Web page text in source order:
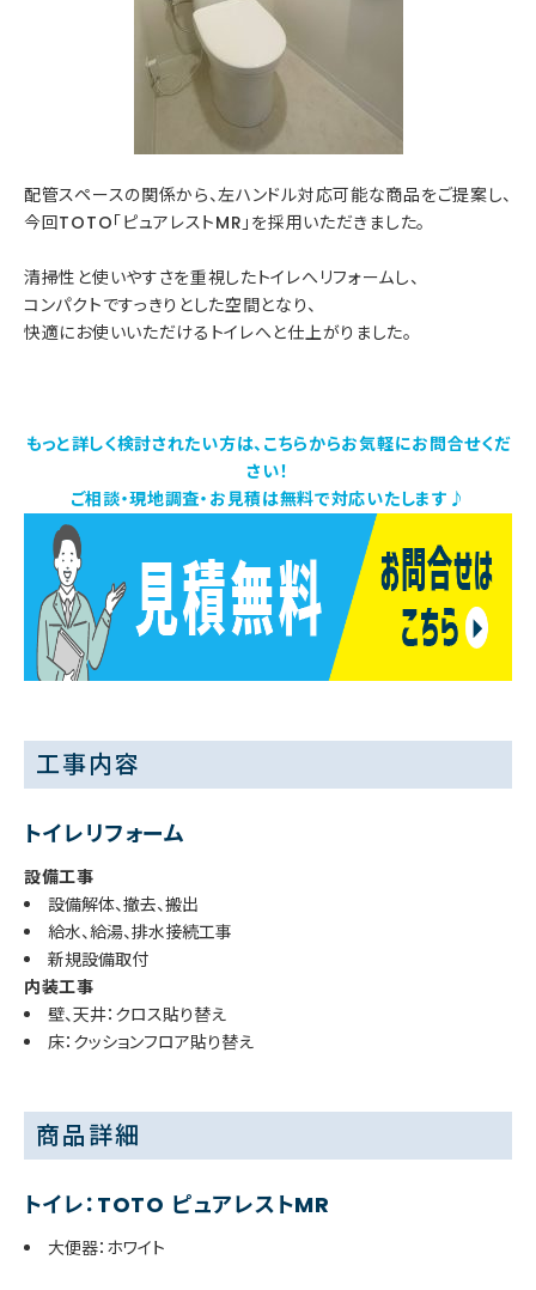
配管スペースの関係から、左ハンドル対応可能な商品をご提案し、
今回TOTO「ピュアレストMR」を採用いただきました。
清掃性と使いやすさを重視したトイレへリフォームし、
コンパクトですっきりとした空間となり、
快適にお使いいただけるトイレへと仕上がりました。
もっと詳しく検討されたい方は、こちらからお気軽にお問合せくだ
さい！
ご相談・現地調査・お見積は無料で対応いたします♪
工事内容
トイレリフォーム
設備工事
設備解体、撤去、搬出
給水、給湯、排水接続工事
新規設備取付
内装工事
壁、天井：クロス貼り替え
床：クッションフロア貼り替え
商品詳細
トイレ：TOTO ピュアレストMR
大便器：ホワイト